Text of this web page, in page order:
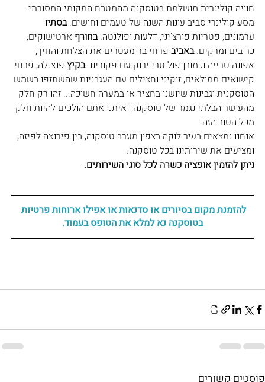
חוויה קולינרית מושלמת בטוסקנה מהמטבח המקומי המסורתי.
מסע קולינרי סביב עונות השנה של טעמים וחושים. בסתיו
ערמונים, פטריות פורצ'יני, דלעות ופולנטה. בחורף ארטישוקים,
כרובים ומרקים. באביב פרחי בר מעטרים את הצלחת והחיך,
אפונה טרייה וכמובן פול טרי ירוק עם פקורינו. בקיץ פנצנלה, פרחי
קישואים ממולאים, זוקיני וחצילים עם העגבניות שהשתזפו בשמש
הטוסקנית וגבינות שיושנו בחציר או במערה חשוכה... זהו רק חלק
מהעושר הבלתי נגמר של טוסקנה, ואיתנו אתם הולכים להיות חלק
מכל הטוב הזה.
אנחנו נמצאים בעיר לוקה בצפון מערב טוסקנה, בין פירנצה לפיזה,
ומציעים את שירותינו בכל טוסקנה.
ניתן להזמין אופציה כשרה לכל סוגי השירותים.
להזמנת מקום בסיורים או סדנאות או אפילו ארוחות פרטיות
בטוסקנה נא למלא את הטופס בעמוד.
פוסטים קשורים